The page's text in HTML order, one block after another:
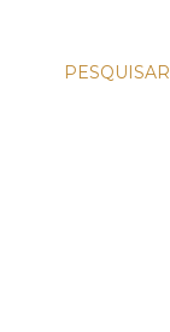
PESQUISAR